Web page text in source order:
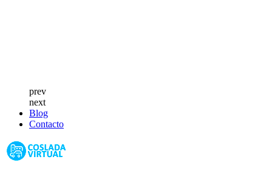
prev
next
Blog
Contacto